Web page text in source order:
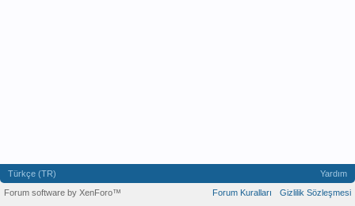
Türkçe (TR)
Yardım
Forum Kuralları
Gizlilik Sözleşmesi
Forum software by XenForo™